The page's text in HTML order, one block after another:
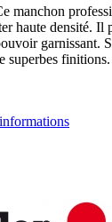
haute densité. Il
garnissant.
superbes